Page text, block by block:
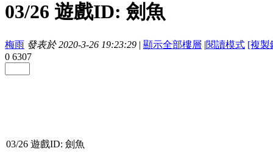
03/26 遊戲ID: 劍魚
梅雨 發表於 2020-3-26 19:23:29 | 顯示全部樓層 |閱讀模式 [複製
0 6307
03/26 遊戲ID: 劍魚